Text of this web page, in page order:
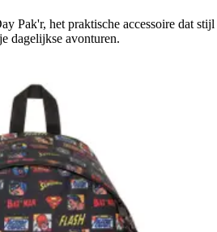
Pak'r, het praktische accessoire dat stijl
dagelijkse avonturen.